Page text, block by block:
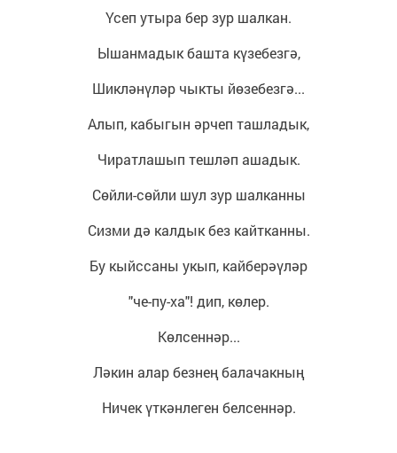
Үсеп утыра бер зур шалкан.
Ышанмадык башта күзебезгә,
Шикләнүләр чыкты йөзебезгә...
Алып, кабыгын әрчеп ташладык,
Чиратлашып тешләп ашадык.
Сөйли-сөйли шул зур шалканны
Сизми дә калдык без кайтканны.
Бу кыйссаны укып, кайберәүләр
"че-пу-ха"! дип, көлер.
Көлсеннәр...
Ләкин алар безнең балачакның
Ничек үткәнлеген белсеннәр.